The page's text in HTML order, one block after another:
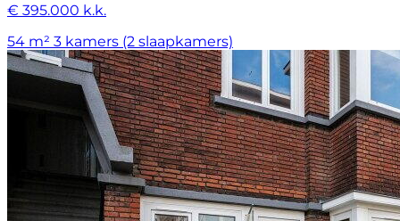
€ 395.000 k.k.
54 m² 3 kamers (2 slaapkamers)